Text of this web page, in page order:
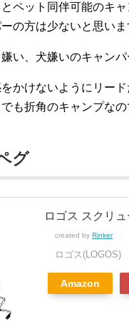
ペット同伴可能のキ
の方は少ないと思いま
い、犬嫌いのキャン
かけないようにリー
も折角のキャンプな
グ
ロゴス スクリ
created by Rinker
ロゴス(LOGOS)
Amazon